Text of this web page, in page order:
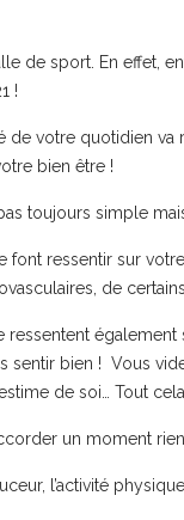
de sport. En effet,
!
de votre quotidien
bien être !
toujours simple
font ressentir sur
de
ressentent
sentir bien ! Vous
de soi… Tout
un moment
l’activité